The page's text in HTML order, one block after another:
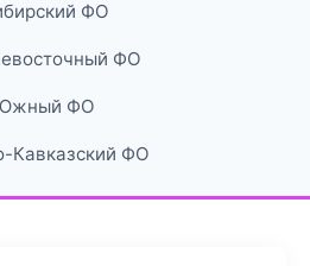
ФО
ФО
ФО
Кавказский ФО